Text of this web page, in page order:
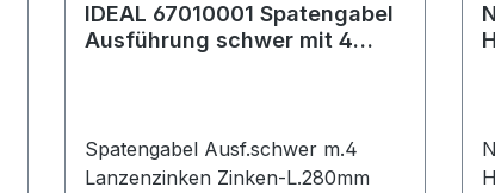
IDEAL 67010001 Spatengabel
Ausführung schwer mit 4
Spatengabel Ausf.schwer m.4
Lanzenzinken Zinken-L.280mm